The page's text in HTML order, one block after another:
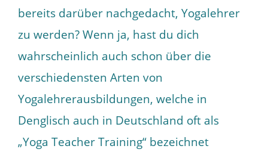
bereits darüber nachgedacht, Yogalehrer
zu werden? Wenn ja, hast du dich
wahrscheinlich auch schon über die
verschiedensten Arten von
Yogalehrerausbildungen, welche in
Denglisch auch in Deutschland oft als
„Yoga Teacher Training“ bezeichnet